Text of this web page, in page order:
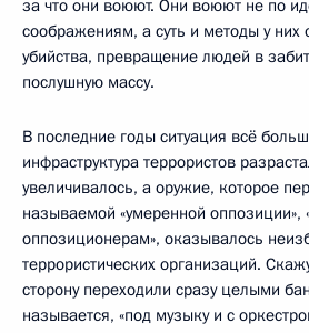
за что они воюют. Они воюют не по
соображениям, а суть и методы у них
убийства, превращение людей в
послушную массу.
В последние годы ситуация всё
инфраструктура террористов
увеличивалось, а оружие, которое
называемой «умеренной оппозиции»,
оппозиционерам», оказывалось
террористических организаций.
сторону переходили сразу целыми
называется, «под музыку и с